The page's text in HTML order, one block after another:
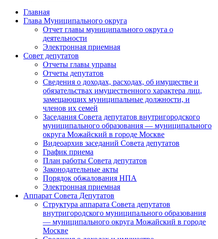
Главная
Глава Муниципального округа
Отчет главы муниципального округа о
деятельности
Электронная приемная
Совет депутатов
Отчеты главы управы
Отчеты депутатов
Сведения о доходах, расходах, об имуществе и
обязательствах имущественного характера лиц,
замещающих муниципальные должности, и
членов их семей
Заседания Совета депутатов внутригородского
муниципального образования — муниципального
округа Можайский в городе Москве
Видеоархив заседаний Совета депутатов
График приема
План работы Совета депутатов
Законодательные акты
Порядок обжалования НПА
Электронная приемная
Аппарат Совета Депутатов
Структура аппарата Совета депутатов
внутригородского муниципального образования
— муниципального округа Можайский в городе
Москве